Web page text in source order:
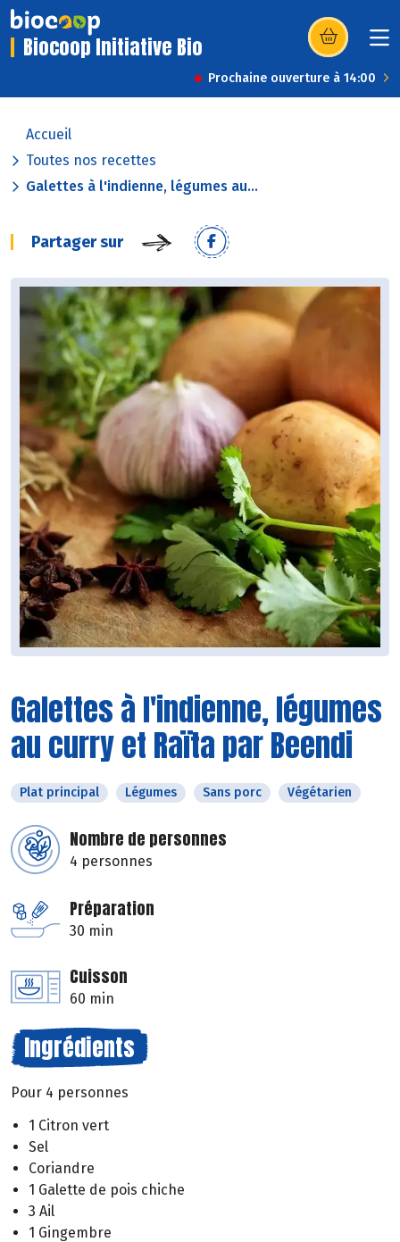
Biocoop Initiative Bio (s’ouvre dans
Prochaine ouverture à 14:00
Accueil
Toutes nos recettes
Galettes à l'indienne, légumes au...
Partager sur
Galettes à l'indienne, légumes
au curry et Raïta par Beendi
Plat principal Légumes Sans porc Végétarien
Nombre de personnes
4 personnes
Préparation
30 min
Cuisson
60 min
Ingrédients
Pour 4 personnes
1 Citron vert
Sel
Coriandre
1 Galette de pois chiche
3 Ail
1 Gingembre